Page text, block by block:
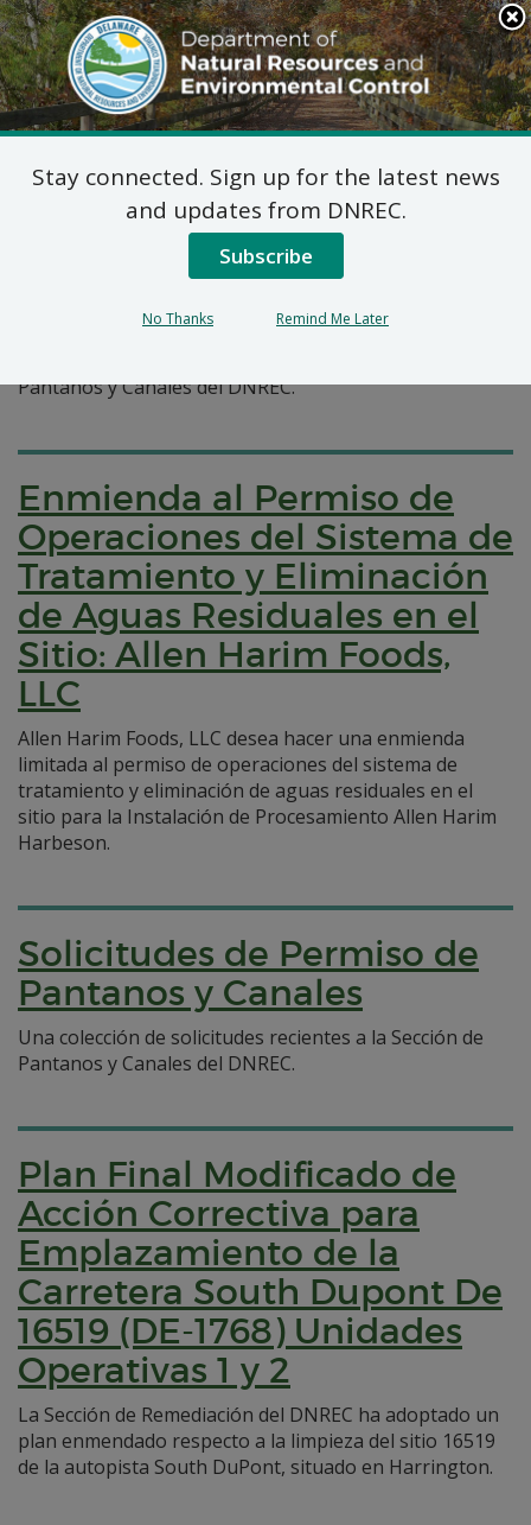
Search
This
Site
DNREC Menu
Pages Tagged With: "espanol"
Solicitudes de Permiso de
Pantanos y Canales
Pantanos y Canales del DNREC.
Enmienda al Permiso de
Operaciones del Sistema de
Tratamiento y Eliminación
de Aguas Residuales en el
Sitio: Allen Harim Foods,
LLC
Allen Harim Foods, LLC desea hacer una enmienda
limitada al permiso de operaciones del sistema de
tratamiento y eliminación de aguas residuales en el
sitio para la Instalación de Procesamiento Allen Harim
Harbeson.
Solicitudes de Permiso de
Pantanos y Canales
Una colección de solicitudes recientes a la Sección de
Pantanos y Canales del DNREC.
Plan Final Modificado de
Acción Correctiva para
Emplazamiento de la
Carretera South Dupont De
16519 (DE-1768) Unidades
Operativas 1 y 2
La Sección de Remediación del DNREC ha adoptado un
plan enmendado respecto a la limpieza del sitio 16519
de la autopista South DuPont, situado en Harrington.
Stay connected. Sign up for the latest news
and updates from DNREC.
Subscribe
No Thanks Remind Me Later